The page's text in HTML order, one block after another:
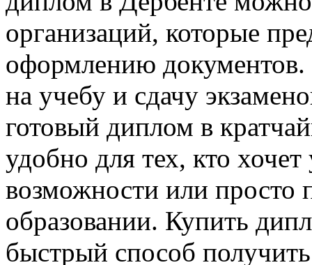
организаций, которые
оформлению документов.
на учебу и сдачу
готовый диплом в
удобно для тех, кто
возможности или просто
образовании. Купить
быстрый способ